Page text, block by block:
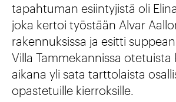
tapahtuman esiintyjistä oli
joka kertoi työstään Alvar
rakennuksissa ja esitti
Villa Tammekannissa otetuista
aikana yli sata tarttolaista
opastetuille kierroksille.